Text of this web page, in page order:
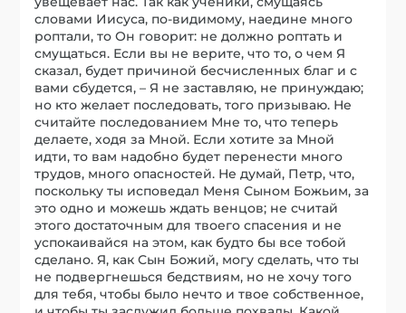
словами Иисуса, по-видимому, наедине много
роптали, то Он говорит: не должно роптать и
смущаться. Если вы не верите, что то, о чем Я
сказал, будет причиной бесчисленных благ и с
вами сбудется, – Я не заставляю, не принуждаю;
но кто желает последовать, того призываю. Не
считайте последованием Мне то, что теперь
делаете, ходя за Мной. Если хотите за Мной
идти, то вам надобно будет перенести много
трудов, много опасностей. Не думай, Петр, что,
поскольку ты исповедал Меня Сыном Божьим, за
это одно и можешь ждать венцов; не считай
этого достаточным для твоего спасения и не
успокаивайся на этом, как будто бы все тобой
сделано. Я, как Сын Божий, могу сделать, что ты
не подвергнешься бедствиям, но не хочу того
для тебя, чтобы было нечто и твое собственное,